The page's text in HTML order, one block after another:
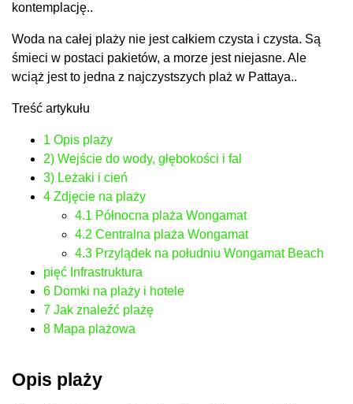
kontemplację..
Woda na całej plaży nie jest całkiem czysta i czysta. Są
śmieci w postaci pakietów, a morze jest niejasne. Ale
wciąż jest to jedna z najczystszych plaż w Pattaya..
Treść artykułu
1 Opis plaży
2) Wejście do wody, głębokości i fal
3) Leżaki i cień
4 Zdjęcie na plaży
4.1 Północna plaża Wongamat
4.2 Centralna plaża Wongamat
4.3 Przylądek na południu Wongamat Beach
pięć Infrastruktura
6 Domki na plaży i hotele
7 Jak znaleźć plażę
8 Mapa plażowa
Opis plaży